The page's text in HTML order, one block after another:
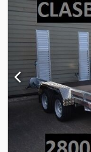
agregado...
mais confortável
profissionais.
Quer comprar um
não vinculativo:
400x185x25cm,
em V, freio de
- altura baixa da
galvanizado com
integrados, para-
rampa de acesso
de apoio